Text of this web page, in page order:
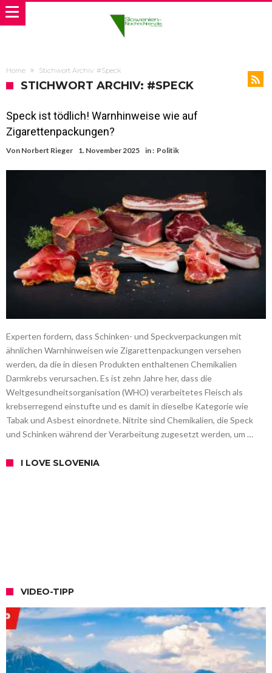
Home Stichwort Archiv: #Speck
STICHWORT ARCHIV: #SPECK
Speck ist tödlich! Warnhinweise wie auf
Zigarettenpackungen?
Von Norbert Rieger 1. November 2025 in : Politik
Experten fordern, dass Schinken- und Speckverpackungen mit
ähnlichen Warnhinweisen wie Zigarettenpackungen versehen
werden, da die in diesen Produkten enthaltenen Chemikalien
Darmkrebs verursachen. Es ist zehn Jahre her, dass die
Weltgesundheitsorganisation (WHO) verarbeitetes Fleisch als
krebserregend einstufte und es damit in dieselbe Kategorie wie
Tabak und Asbest einordnete. Nitrite sind Chemikalien, die Speck
und Schinken während der Verarbeitung zugesetzt werden, um …
I LOVE SLOVENIA
VIDEO-TIPP